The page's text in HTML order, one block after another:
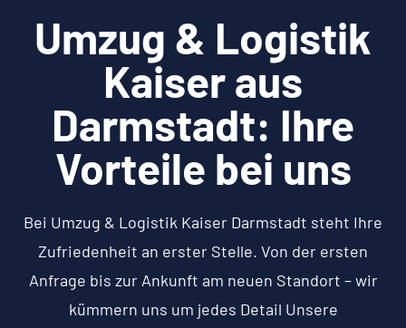
Umzug & Logistik
Kaiser aus
Darmstadt: Ihre
Vorteile bei uns
Bei Umzug & Logistik Kaiser Darmstadt steht Ihre
Zufriedenheit an erster Stelle. Von der ersten
Anfrage bis zur Ankunft am neuen Standort – wir
kümmern uns um jedes Detail Unsere